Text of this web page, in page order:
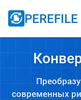
PEREFILE
современных